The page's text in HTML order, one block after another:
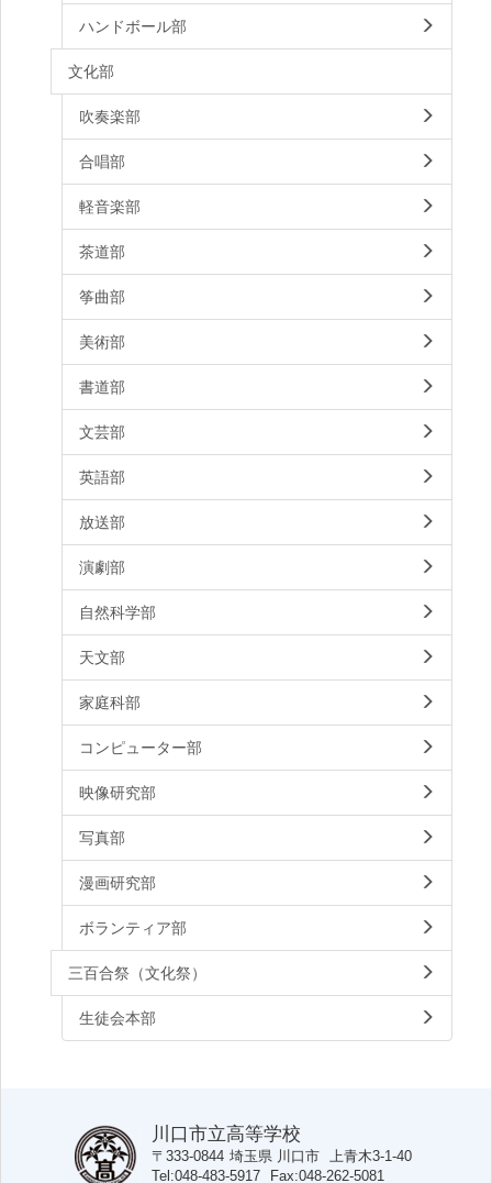
ハンドボール部
文化部
吹奏楽部
合唱部
軽音楽部
茶道部
筝曲部
美術部
書道部
文芸部
英語部
放送部
演劇部
自然科学部
天文部
家庭科部
コンピューター部
映像研究部
写真部
漫画研究部
ボランティア部
三百合祭（文化祭）
生徒会本部
川口市立高等学校
〒333-0844 埼玉県 川口市 上青木3-1-40
Tel 048-483-5917 Fax 048-262-5081